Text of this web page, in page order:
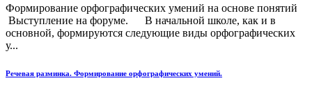
Формирование орфографических умений на основе понятий
Выступление на форуме. В начальной школе, как и в
основной, формируются следующие виды орфографических
у...
Речевая разминка. Формирование орфографических умений.